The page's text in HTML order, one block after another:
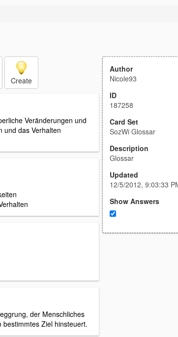
Create
Veränderungen und
und das Verhalten
der Menschliches
Ziel hinsteuert.
Author
Nicole93
ID
187258
Card Set
SozWi Glossar
Description
Glossar
Updated
12/5/2012, 9:03:33
Show Answers